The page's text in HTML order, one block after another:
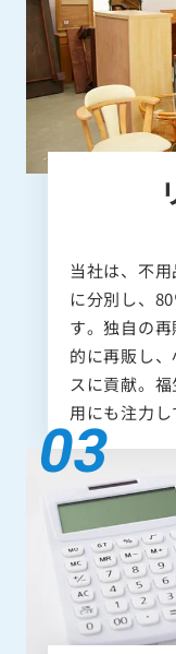
当社は、不
に分別し、
す。独自の
的に再販し
スに貢献。
用にも注力し